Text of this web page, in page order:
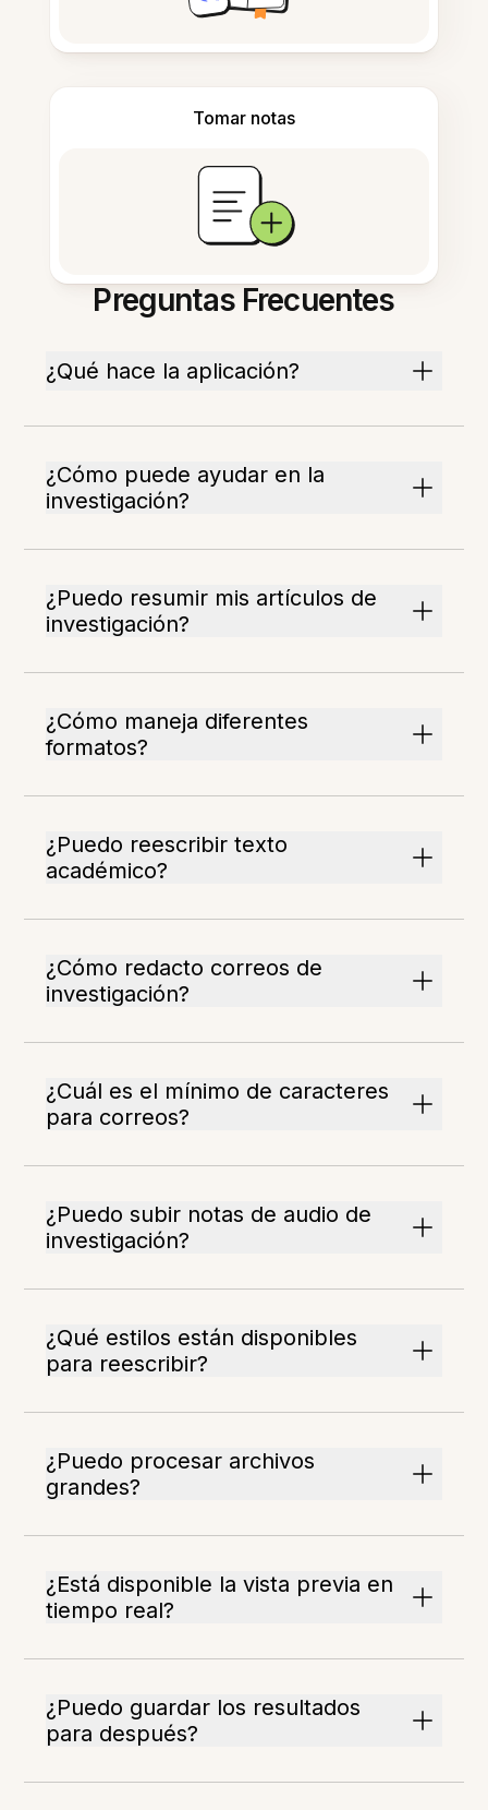
Tomar notas
Preguntas Frecuentes
¿Qué hace la aplicación?
¿Cómo puede ayudar en la
investigación?
¿Puedo resumir mis artículos de
investigación?
¿Cómo maneja diferentes
formatos?
¿Puedo reescribir texto
académico?
¿Cómo redacto correos de
investigación?
¿Cuál es el mínimo de caracteres
para correos?
¿Puedo subir notas de audio de
investigación?
¿Qué estilos están disponibles
para reescribir?
¿Puedo procesar archivos
grandes?
¿Está disponible la vista previa en
tiempo real?
¿Puedo guardar los resultados
para después?